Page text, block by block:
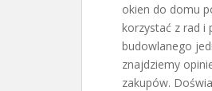
okien do domu
korzystać z rad i
budowlanego
znajdziemy
zakupów.